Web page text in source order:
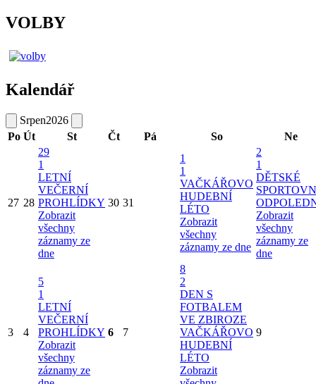
VOLBY
Kalendář
Srpen2026
Po Út St Čt Pá So Ne
27 28
29
1
LETNÍ
VEČERNÍ
PROHLÍDKY
Zobrazit
všechny
záznamy ze
dne
30 31
1
1
VAČKÁŘOVO
HUDEBNÍ
LÉTO
Zobrazit
všechny
záznamy ze dne
2
1
DĚTSKÉ
Zobrazit
všechny
záznamy ze
dne
3 4
5
1
LETNÍ
VEČERNÍ
PROHLÍDKY
Zobrazit
všechny
záznamy ze
6 7
8
2
DEN S
FOTBALEM
VE ZBIROZE
VAČKÁŘOVO
HUDEBNÍ
LÉTO
Zobrazit
9